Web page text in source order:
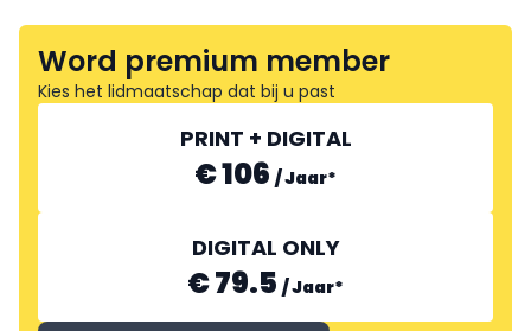
Word premium member
Kies het lidmaatschap dat bij u past
PRINT + DIGITAL
€ 106 /Jaar*
DIGITAL ONLY
€ 79.5 /Jaar*